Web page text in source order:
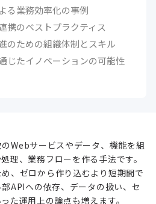
る業務効率化の事例
携のベストプラクティス
のための組織体制とスキル
じたイノベーションの可能性
のWebサービスやデータ、機能を組
理、業務フローを作る手法です。
、ゼロから作り込むより短期間で
APIへの依存、データの扱い、セ
た運用上の論点も増えます。